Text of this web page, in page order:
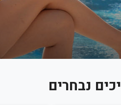
נבחרים